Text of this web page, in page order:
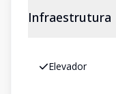
Infraestrutura
Elevador